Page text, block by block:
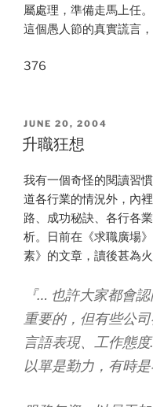
屬處理，準備走馬上任
這個愚人節的真實謊言
376
POSTED
ON
JUNE 20, 2004
升職狂想
我有一個奇怪的閱讀習
道各行業的情況外，內
路、成功秘訣、各行各
析。日前在《求職廣場
素》的文章，讀後甚為
『… 也許大家都會
重要的，但有些公
言語表現、工作態
以單是勤力，有時